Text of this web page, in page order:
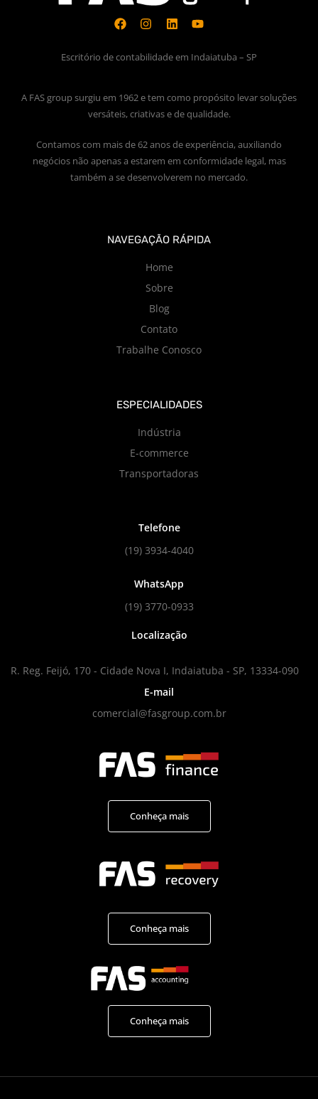
Escritório de contabilidade em Indaiatuba – SP
A FAS group surgiu em 1962 e tem como propósito levar soluções
versáteis, criativas e de qualidade.
Contamos com mais de 62 anos de experiência, auxiliando
negócios não apenas a estarem em conformidade legal, mas
também a se desenvolverem no mercado.
NAVEGAÇÃO RÁPIDA
Home
Sobre
Blog
Contato
Trabalhe Conosco
ESPECIALIDADES
Indústria
E-commerce
Transportadoras
Telefone
(19) 3934-4040
WhatsApp
(19) 3770-0933
Localização
R. Reg. Feijó, 170 - Cidade Nova I, Indaiatuba - SP, 13334-090
E-mail
comercial@fasgroup.com.br
Conheça mais
Conheça mais
Conheça mais